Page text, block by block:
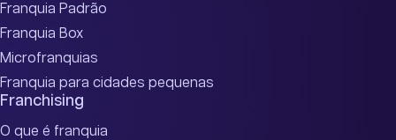
Franquia Padrão
Franquia Box
Microfranquias
Franquia para cidades pequenas
Franchising
O que é franquia